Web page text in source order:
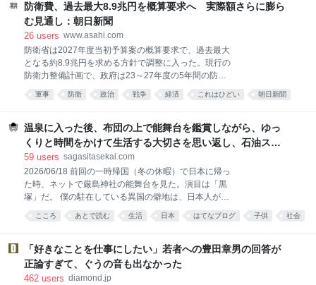
フ
防衛費、過去最大8.9兆円を概算要求へ 実際額さらに膨ら
む見通し：朝日新聞
26 users www.asahi.com
防衛省は2027年度当初予算案の概算要求で、過去最大
となる約8.9兆円を求める方針で調整に入った。現行の
防衛力整備計画で、政府は23～27年度の5年間の防衛
費を計43兆円程度とし、27年度は8.9兆…
軍事 防衛 政治 戦争 経済 これはひどい 朝日新聞
温泉に入った後、布団の上で能舞台を鑑賞しながら、ゆっ
くりと時間をかけて生活する大切さを思い返し、石油スト
ーブの匂いと小学生時代の懐かしい一場面を思い出したこ
と - 失われた世界を探して
59 users sagasitasekai.com
2026/06/18 前回の一時帰国（冬の休暇）で日本に帰っ
た時、ネットで厳島神社の能舞台を見た。演目は「黒
塚」だ。 僕の駐在している異国の僻地は、日本人がほ
とんどおらず、なので日本を感じられるものがほとん
ど存在しないから、日本に帰った時にはついつい、反
まう。 そう、普段は諦めの境地でそんな気持ちは殺し
切っているのに、日本の空港に降り立ち、いざ久しぶ
りに故国の地を踏むと、刺身が食べたい、寿司が食べ
こころ あとで読む 生活 日本 はてなブログ 子供 社会
「好きなことを仕事にしたい」若者への豊田章男の回答が
正論すぎて、ぐうの音も出なかった
462 users diamond.jp